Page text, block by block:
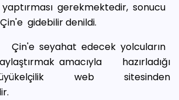
gerekmektedir, sonucu
gidebilir denildi.
seyahat edecek yolcuların
amacıyla hazırladığı
web sitesinden